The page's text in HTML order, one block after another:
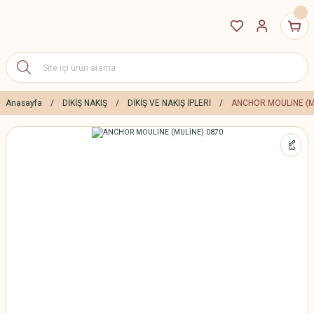
Anasayfa DİKİŞ NAKIŞ DİKİŞ VE NAKIŞ İPLERİ ANCHOR MOULINE
%3